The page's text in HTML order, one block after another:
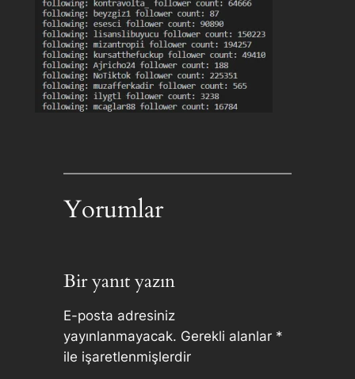
Yorumlar
Bir yanıt yazın
E-posta adresiniz
yayınlanmayacak. Gerekli alanlar *
ile işaretlenmişlerdir